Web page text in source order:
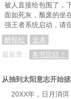
被人直接给包围了，
面如死灰，颓废的坐
强王者系统启动，请
醉轻松
全本
最新章：
本书完结！
从抽到太阳意志开始
20XX年，日月消弭